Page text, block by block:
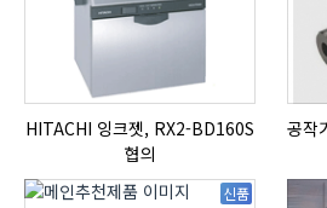
HITACHI 잉크젯, RX2-BD160S
협의
신품